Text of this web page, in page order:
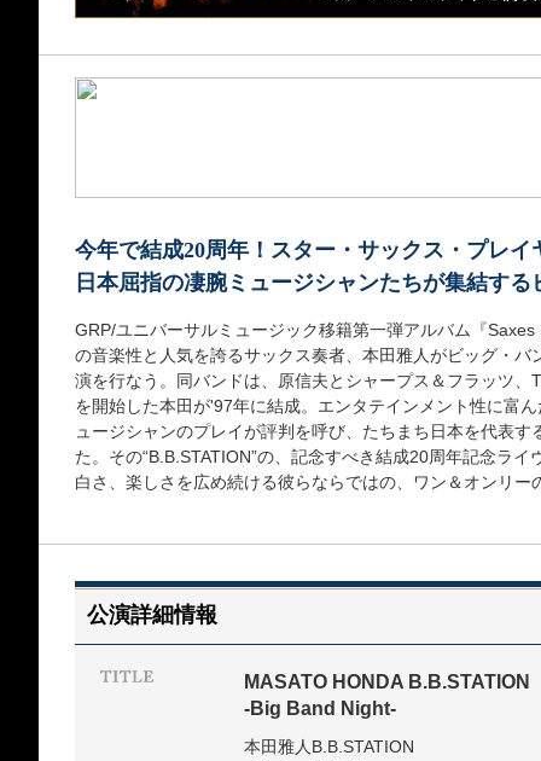
今年で結成20周年！スター・サックス・プレイ
日本屈指の凄腕ミュージシャンたちが集結する
GRP/ユニバーサルミュージック移籍第一弾アルバム『
の音楽性と人気を誇るサックス奏者、本田雅人がビッグ・バ
演を行なう。同バンドは、原信夫とシャープス＆フラッツ、
を開始した本田が'97年に結成。エンタテインメント性に富
ュージシャンのプレイが評判を呼び、たちまち日本を代表
た。その“B.B.STATION”の、記念すべき結成20周年記念ラ
白さ、楽しさを広め続ける彼らならではの、ワン＆オンリ
公演詳細情報
MASATO HONDA B.B.STATION
-Big Band Night-
本田雅人B.B.STATION